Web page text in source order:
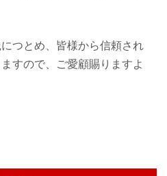
つとめ、皆様から信頼され
すので、ご愛顧賜りますよ